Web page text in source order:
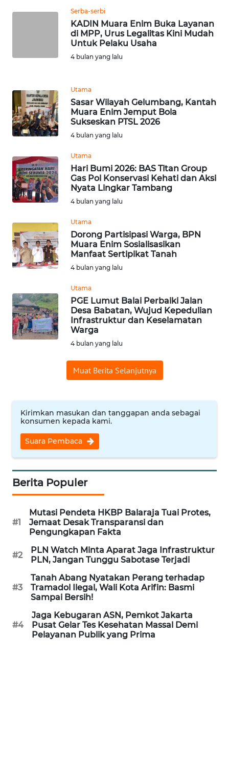
Serba-serbi
KADIN Muara Enim Buka Layanan
di MPP, Urus Legalitas Kini Mudah
Untuk Pelaku Usaha
4 bulan yang lalu
Utama
Sasar Wilayah Gelumbang, Kantah
Muara Enim Jemput Bola
Sukseskan PTSL 2026
4 bulan yang lalu
Utama
Hari Bumi 2026: BAS Titan Group
Gas Pol Konservasi Kehati dan Aksi
Nyata Lingkar Tambang
4 bulan yang lalu
Utama
Dorong Partisipasi Warga, BPN
Muara Enim Sosialisasikan
Manfaat Sertipikat Tanah
4 bulan yang lalu
Utama
PGE Lumut Balai Perbaiki Jalan
Desa Babatan, Wujud Kepedulian
Infrastruktur dan Keselamatan
Warga
4 bulan yang lalu
Muat Berita Selanjutnya
Kirimkan masukan dan tanggapan anda sebagai
konsumen kepada kami.
Suara Pembaca
Berita Populer
#1
Mutasi Pendeta HKBP Balaraja Tuai Protes,
Jemaat Desak Transparansi dan
Pengungkapan Fakta
#2
PLN Watch Minta Aparat Jaga Infrastruktur
PLN, Jangan Tunggu Sabotase Terjadi
#3
Tanah Abang Nyatakan Perang terhadap
Tramadol Ilegal, Wali Kota Arifin: Basmi
Sampai Bersih!
#4
Jaga Kebugaran ASN, Pemkot Jakarta
Pusat Gelar Tes Kesehatan Massal Demi
Pelayanan Publik yang Prima
WN
WN
SUMEDANG
WN
WN
KEPULAUAN
SERIBU
WN
TANGERANG
WN
WN
CIREBON
WN
WN
MAJALENGKA
WN
PURWAKARTA
PRIANGAN
TIMUR
WN
SEMARANG